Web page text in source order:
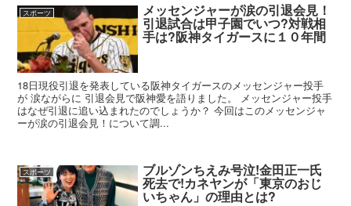
スポーツ メッセンジャーが涙の引退会見！
引退試合は甲子園でいつ?対戦相
手は?阪神タイガースに１０年間
18日現役引退を発表している阪神タイガースのメッセンジャー投手
が 涙ながらに 引退会見で阪神愛を語りました。 メッセンジャー投手
はなぜ引退に追い込まれたのでしょうか？ 今回はこのメッセンジャ
ーが涙の引退会見！について調...
スポーツ ブルゾンちえみ号泣!金田正一氏
死去で!カネヤンが「東京のおじ
いちゃん」の理由とは?